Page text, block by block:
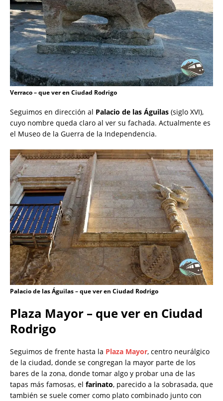
Verraco – que ver en Ciudad Rodrigo
Seguimos en dirección al Palacio de las Águilas (siglo XVI),
cuyo nombre queda claro al ver su fachada. Actualmente es
el Museo de la Guerra de la Independencia.
Palacio de las Águilas – que ver en Ciudad Rodrigo
Plaza Mayor – que ver en Ciudad
Rodrigo
Seguimos de frente hasta la Plaza Mayor, centro neurálgico
de la ciudad, donde se congregan la mayor parte de los
bares de la zona, donde tomar algo y probar una de las
tapas más famosas, el farinato, parecido a la sobrasada, que
también se suele comer como plato combinado junto con